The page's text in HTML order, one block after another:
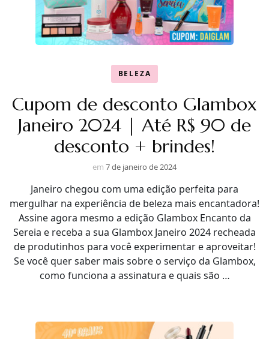
BELEZA
Cupom de desconto Glambox
Janeiro 2024 | Até R$ 90 de
desconto + brindes!
em 7 de janeiro de 2024
Janeiro chegou com uma edição perfeita para
mergulhar na experiência de beleza mais encantadora!
Assine agora mesmo a edição Glambox Encanto da
Sereia e receba a sua Glambox Janeiro 2024 recheada
de produtinhos para você experimentar e aproveitar!
Se você quer saber mais sobre o serviço da Glambox,
como funciona a assinatura e quais são …